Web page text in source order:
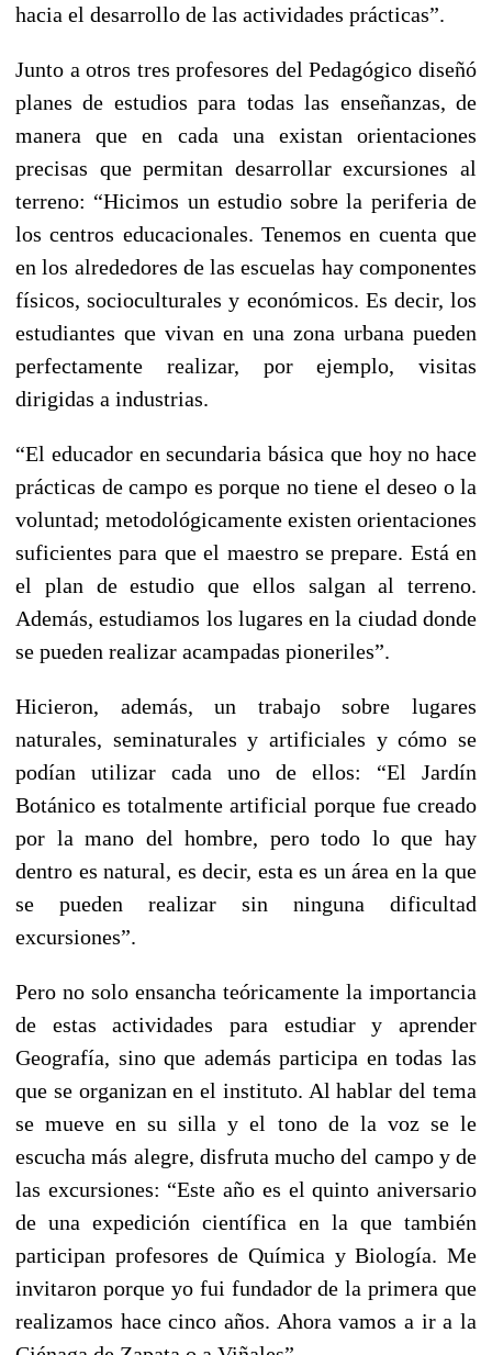
hacia el desarrollo de las actividades prácticas”.
Junto a otros tres profesores del Pedagógico diseñó
planes de estudios para todas las enseñanzas, de
manera que en cada una existan orientaciones
precisas que permitan desarrollar excursiones al
terreno: “Hicimos un estudio sobre la periferia de
los centros educacionales. Tenemos en cuenta que
en los alrededores de las escuelas hay componentes
físicos, socioculturales y económicos. Es decir, los
estudiantes que vivan en una zona urbana pueden
perfectamente realizar, por ejemplo, visitas
dirigidas a industrias.
“El educador en secundaria básica que hoy no hace
prácticas de campo es porque no tiene el deseo o la
voluntad; metodológicamente existen orientaciones
suficientes para que el maestro se prepare. Está en
el plan de estudio que ellos salgan al terreno.
Además, estudiamos los lugares en la ciudad donde
se pueden realizar acampadas pioneriles”.
Hicieron, además, un trabajo sobre lugares
naturales, seminaturales y artificiales y cómo se
podían utilizar cada uno de ellos: “El Jardín
Botánico es totalmente artificial porque fue creado
por la mano del hombre, pero todo lo que hay
dentro es natural, es decir, esta es un área en la que
se pueden realizar sin ninguna dificultad
excursiones”.
Pero no solo ensancha teóricamente la importancia
de estas actividades para estudiar y aprender
Geografía, sino que además participa en todas las
que se organizan en el instituto. Al hablar del tema
se mueve en su silla y el tono de la voz se le
escucha más alegre, disfruta mucho del campo y de
las excursiones: “Este año es el quinto aniversario
de una expedición científica en la que también
participan profesores de Química y Biología. Me
invitaron porque yo fui fundador de la primera que
realizamos hace cinco años. Ahora vamos a ir a la